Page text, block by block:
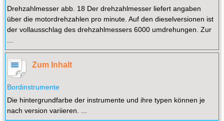
Drehzahlmesser abb. 18 Der drehzahlmesser liefert angaben
über die motordrehzahlen pro minute. Auf den dieselversionen ist
der vollausschlag des drehzahlmessers 6000 umdrehungen. Zur
Zum Inhalt
Bordinstrumente
Die hintergrundfarbe der instrumente und ihre typen können je
nach version variieren. ...